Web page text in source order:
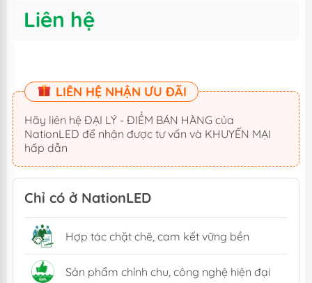
Liên hệ
LIÊN HỆ NHẬN ƯU ĐÃI
Hãy liên hệ ĐẠI LÝ - ĐIỂM BÁN HÀNG của
NationLED để nhận được tư vấn và KHUYẾN MẠI
hấp dẫn
Chỉ có ở NationLED
Hợp tác chặt chẽ, cam kết vững bền
Sản phẩm chỉnh chu, công nghệ hiện đại